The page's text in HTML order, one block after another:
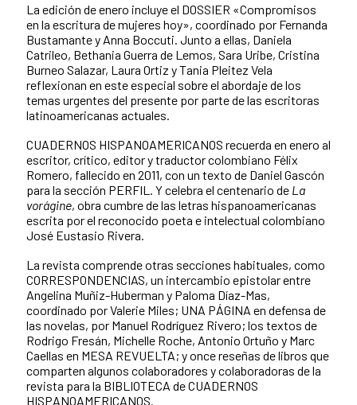
La edición de enero incluye el DOSSIER «Compromisos
en la escritura de mujeres hoy», coordinado por Fernanda
Bustamante y Anna Boccuti. Junto a ellas, Daniela
Catrileo, Bethania Guerra de Lemos, Sara Uribe, Cristina
Burneo Salazar, Laura Ortiz y Tania Pleitez Vela
reflexionan en este especial sobre el abordaje de los
temas urgentes del presente por parte de las escritoras
latinoamericanas actuales.
CUADERNOS HISPANOAMERICANOS recuerda en enero al
escritor, crítico, editor y traductor colombiano Félix
Romero, fallecido en 2011, con un texto de Daniel Gascón
para la sección PERFIL. Y celebra el centenario de La
vorágine, obra cumbre de las letras hispanoamericanas
escrita por el reconocido poeta e intelectual colombiano
José Eustasio Rivera.
La revista comprende otras secciones habituales, como
CORRESPONDENCIAS, un intercambio epistolar entre
Angelina Muñiz-Huberman y Paloma Díaz-Mas,
coordinado por Valerie Miles; UNA PÁGINA en defensa de
las novelas, por Manuel Rodríguez Rivero; los textos de
Rodrigo Fresán, Michelle Roche, Antonio Ortuño y Marc
Caellas en MESA REVUELTA; y once reseñas de libros que
comparten algunos colaboradores y colaboradoras de la
revista para la BIBLIOTECA de CUADERNOS
HISPANOAMERICANOS.